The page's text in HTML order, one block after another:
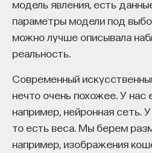
модель явления, есть
параметры модели под
можно лучше описывала
реальность.
Современный
нечто очень похожее. У нас
например, нейронная сеть.
то есть веса. Мы берем
например, изображения